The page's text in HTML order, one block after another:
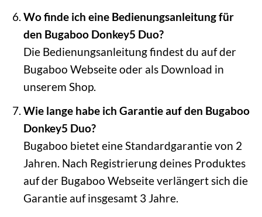
Wo finde ich eine Bedienungsanleitung für
den Bugaboo Donkey5 Duo?
Die Bedienungsanleitung findest du auf der
Bugaboo Webseite oder als Download in
unserem Shop.
Wie lange habe ich Garantie auf den Bugaboo
Donkey5 Duo?
Bugaboo bietet eine Standardgarantie von 2
Jahren. Nach Registrierung deines Produktes
auf der Bugaboo Webseite verlängert sich die
Garantie auf insgesamt 3 Jahre.